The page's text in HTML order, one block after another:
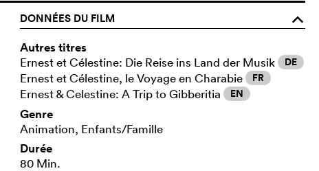
DONNÉES DU FILM
o
Autres titres
Ernest et Célestine: Die Reise ins Land der Musik DE
Ernest et Célestine, le Voyage en Charabie FR
Ernest & Celestine: A Trip to Gibberitia EN
Genre
Animation, Enfants/Famille
Durée
80 Min.